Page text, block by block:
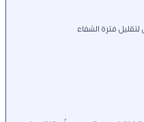
لتقليل فترة الشفاء